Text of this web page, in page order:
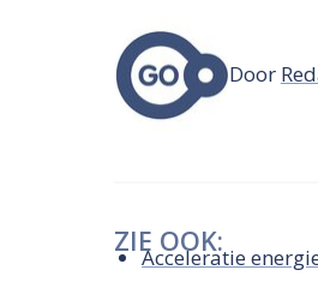
Door
ZIE OOK:
Acceleratie